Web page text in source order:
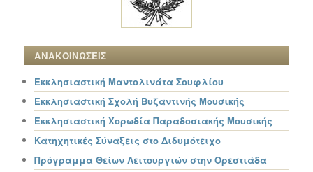
ΑΝΑΚΟΙΝΩΣΕΙΣ
Εκκλησιαστική Μαντολινάτα Σουφλίου
Εκκλησιαστική Σχολή Βυζαντινής Μουσικής
Εκκλησιαστική Χορωδία Παραδοσιακής Μουσικής
Κατηχητικές Σύναξεις στο Διδυμότειχο
Πρόγραμμα Θείων Λειτουργιών στην Ορεστιάδα